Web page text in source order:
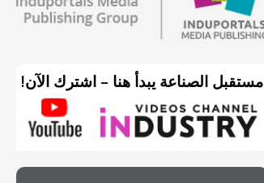
مستقبل الصناعة يبدأ هنا – اشترك الآن!